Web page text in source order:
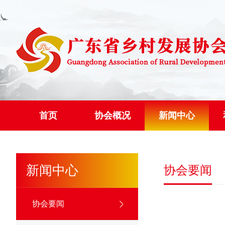
首页 协会概况 新闻中心
新闻中心
协会要闻
协会要闻